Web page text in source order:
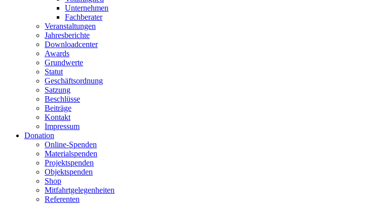
Unternehmen
Fachberater
Veranstaltungen
Jahresberichte
Downloadcenter
Awards
Grundwerte
Statut
Geschäftsordnung
Satzung
Beschlüsse
Beiträge
Kontakt
Impressum
Donation
Online-Spenden
Materialspenden
Projektspenden
Objektspenden
Shop
Mitfahrtgelegenheiten
Referenten